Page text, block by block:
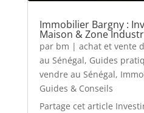
Immobilier Bargny :
Maison & Zone
par bm | achat et vente
au Sénégal, Guides
vendre au Sénégal,
Guides & Conseils
Partage cet article